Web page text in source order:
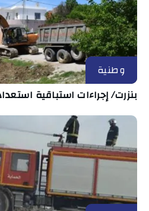
وطنية
بنزرت/ إجراءات استباقية